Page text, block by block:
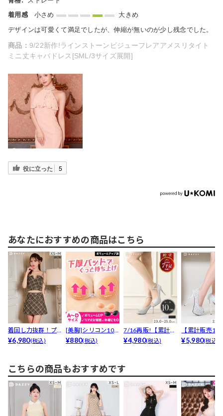
着用感
小さめ
大きめ
デザインは可愛くて満足でしたが、伸縮が無いのが少し残念でした。
商品： 9/22新作!ラインストーンビジューフレアアメスリタイト
ミニ丈キャバドレス[SML/3サイズ展開]
役に立った 5
あなたにおすすめの商品はこちら
着回し力抜群！プ
ラベでもOK今っぽ
¥6,980(税込)
[美胸]シリコン10
0％下厚プッシュ
¥880(税込)
7/16再販!【累計70
00足販売・安...
¥4,980(税込)
【累計販売1.3
突破】「キラ
¥5,980(税込)
こちらの商品もおすすめです